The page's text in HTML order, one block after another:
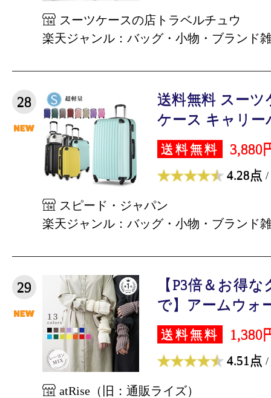
スーツケースの店トラベルチュウ
楽天ジャンル：バッグ・小物・ブランド
28
送料無料 スー
ケース キャリー
送料無料 3,880
4.28点 /
スピード・ジャパン
楽天ジャンル：バッグ・小物・ブランド
29
【P3倍＆お得
で】アームウォ
送料無料 1,380
4.51点 /
atRise（旧：通販ライズ）